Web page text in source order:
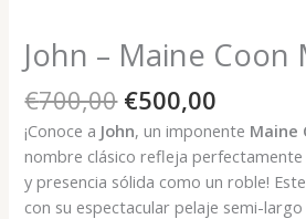
John – Maine Coon
€700,00 El
precio
original
era:
€700,00.
€500,00
precio
actual
es:
¡Conoce a John, un imponente Maine
nombre clásico refleja
y presencia sólida como un roble!
con su espectacular pelaje semi-